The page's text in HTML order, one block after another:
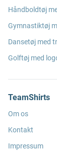
Håndboldtøj
Gymnastiktøj
Dansetøj med
Golftøj med
TeamShirts
Om os
Kontakt
Impressum